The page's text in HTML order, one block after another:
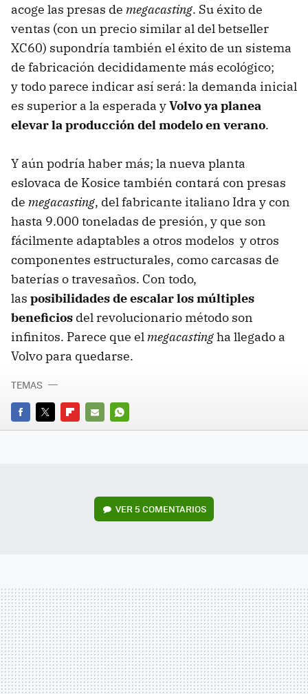
acoge las presas de megacasting. Su éxito de
ventas (con un precio similar al del betseller
XC60) supondría también el éxito de un sistema
de fabricación decididamente más ecológico;
y todo parece indicar así será: la demanda inicial
es superior a la esperada yVolvo ya planea
elevar la producción del modelo en verano.
Y aún podría haber más; la nueva planta
eslovaca de Kosice también contará con presas
de megacasting, del fabricante italiano Idra y con
hasta 9.000 toneladas de presión, y que son
fácilmente adaptables a otros modelos y otros
componentes estructurales, como carcasas de
baterías o travesaños. Con todo,
las posibilidades de escalar los múltiples
beneficios del revolucionario método son
infinitos. Parece que elmegacastingha llegado a
Volvo para quedarse.
FACEBOOK
TWITTERFLIPBOARD
E-
WHATSAPP
TEMAS
VER 5 COMENTARIOS